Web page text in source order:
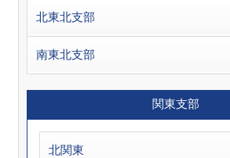
北東北支部
南東北支部
関東支部
北関東